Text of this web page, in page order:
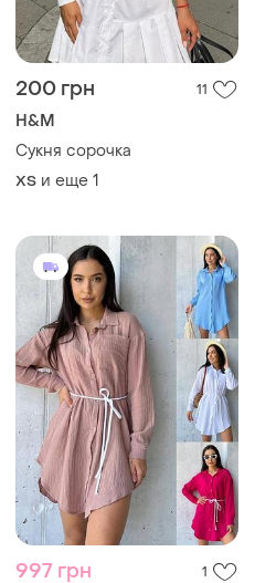
200 грн 11
H&M
Сукня сорочка
ХS и еще 1
997 грн 1